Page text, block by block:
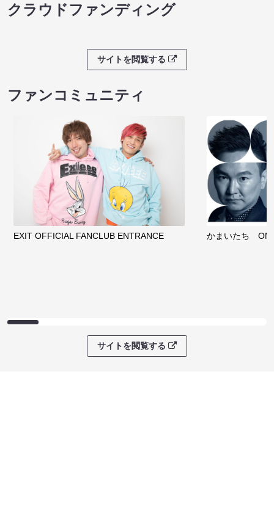
クラウドファンディング
サイトを閲覧する
ファンコミュニティ
EXIT OFFICIAL FANCLUB ENTRANCE かまいたち
サイトを閲覧する